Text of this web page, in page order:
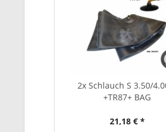
2x Schlauch S 3.50/
+TR87+ BAG
21,18 € *